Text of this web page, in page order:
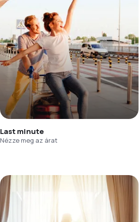
Last minute
Nézze meg az árat